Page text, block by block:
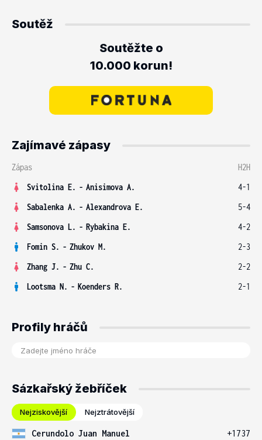
Soutěž
Soutěžte o
10.000 korun!
Zajímavé zápasy
Zápas
H2H
Svitolina E. - Anisimova A.
4-1
Sabalenka A. - Alexandrova E.
5-4
Samsonova L. - Rybakina E.
4-2
Fomin S. - Zhukov M.
2-3
Zhang J. - Zhu C.
2-2
Lootsma N. - Koenders R. 2-1
Profily hráčů
Sázkařský žebříček
Nejziskovější Nejztrátovější
Cerundolo Juan Manuel
+1737